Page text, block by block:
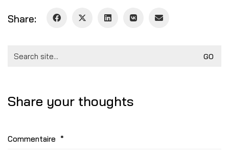
Share:
for:
Share your thoughts
Commentaire *